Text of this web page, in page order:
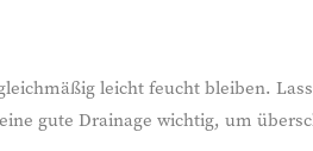
leicht feucht bleiben.
gute Drainage wichtig, um